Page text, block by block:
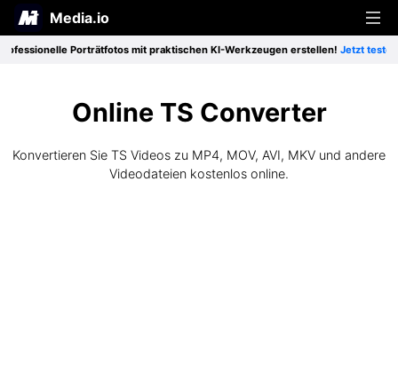
Media.io
Produkte
Beliebte Werkzeuge
Video-Werkzeuge
Porträtfotos mit praktischen KI-Werkzeugen erstellen!Jetzt testen>>
Online TS Converter
Konvertieren Sie TS Videos zu MP4, MOV, AVI, MKV und andere
Videodateien kostenlos online.